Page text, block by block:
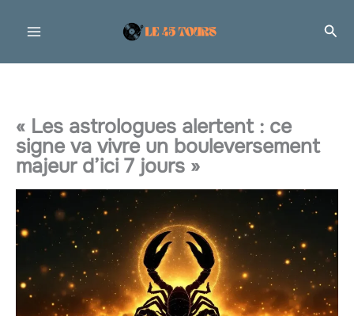
« Les astrologues alertent : ce
signe va vivre un bouleversement
majeur d’ici 7 jours »